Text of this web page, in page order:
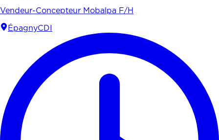
Vendeur-Concepteur Mobalpa F/H
ÉpagnyCDI